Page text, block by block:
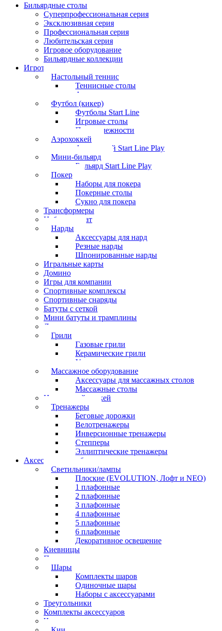
Бильярдные столы
Суперпрофессиональная серия
Эксклюзивная серия
Профессиональная серия
Любительская серия
Игровое оборудование
Бильярдные коллекции
Игротека
Настольный теннис
Теннисные столы
Аксессуары
Футбол (кикер)
Футболы Start Line
Игровые столы
Принадлежности
Аэрохоккей
Аэрохоккей Start Line Play
Мини-бильярд
Бильярд Start Line Play
Покер
Наборы для покера
Покерные столы
Сукно для покера
Трансформеры
Набор шахмат
Нарды
Аксессуары для нард
Резные нарды
Шпонированные нарды
Игральные карты
Домино
Игры для компании
Спортивные комплексы
Спортивные снаряды
Батуты с сеткой
Мини батуты и трамплины
Дартс
Грили
Газовые грили
Керамические грили
Угольные грили
Массажное оборудование
Аксессуары для массажных столов
Массажные столы
Настольный хоккей
Тренажеры
Беговые дорожки
Велотренажеры
Инверсионные тренажеры
Степперы
Эллиптические тренажеры
Аксессуары для бильярда
Светильники/лампы
Плоские (EVOLUTION, Лофт и NEO)
1 плафонные
2 плафонные
3 плафонные
4 плафонные
5 плафонные
6 плафонные
Декоративное освещение
Киевницы
Полочки
Шары
Комплекты шаров
Одиночные шары
Наборы с аксессуарами
Треугольники
Комплекты аксессуаров
Часы